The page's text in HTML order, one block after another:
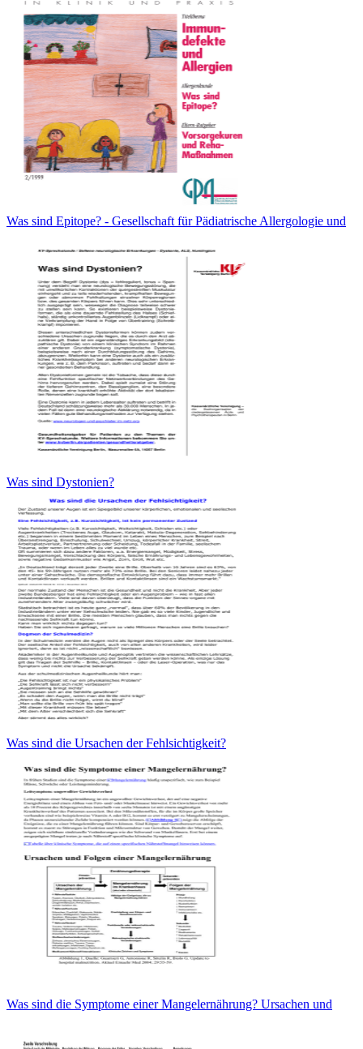
Was sind Epitope? - Gesellschaft für Pädiatrische Allergologie und
Was sind Dystonien?
Was sind die Ursachen der Fehlsichtigkeit?
Was sind die Symptome einer Mangelernährung? Ursachen und